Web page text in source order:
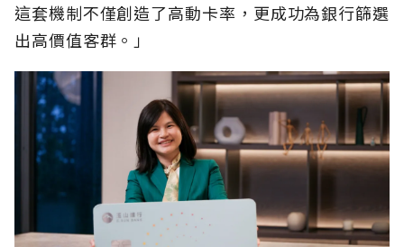
這套機制不僅創造了高動卡率，更成功為銀行篩選
出高價值客群。」